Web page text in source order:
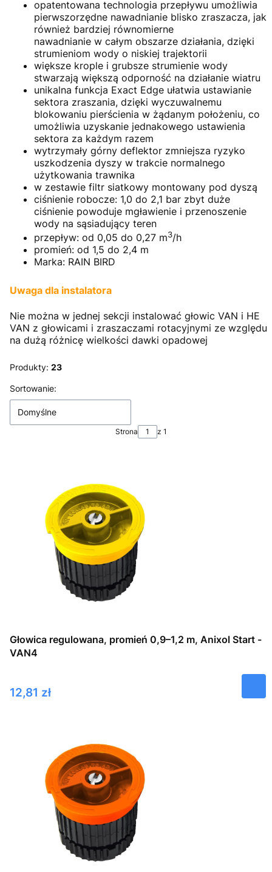
opatentowana technologia przepływu umożliwia
pierwszorzędne nawadnianie blisko zraszacza, jak
również bardziej równomierne
nawadnianie w całym obszarze działania, dzięki
strumieniom wody o niskiej trajektorii
większe krople i grubsze strumienie wody
stwarzają większą odporność na działanie wiatru
unikalna funkcja Exact Edge ułatwia ustawianie
sektora zraszania, dzięki wyczuwalnemu
blokowaniu pierścienia w żądanym położeniu, co
umożliwia uzyskanie jednakowego ustawienia
sektora za każdym razem
wytrzymały górny deflektor zmniejsza ryzyko
uszkodzenia dyszy w trakcie normalnego
użytkowania trawnika
w zestawie filtr siatkowy montowany pod dyszą
ciśnienie robocze: 1,0 do 2,1 bar zbyt duże
ciśnienie powoduje mgławienie i przenoszenie
wody na sąsiadujący teren
przepływ: od 0,05 do 0,27 m3/h
promień: od 1,5 do 2,4 m
Marka: RAIN BIRD
Uwaga dla instalatora
Nie można w jednej sekcji instalować głowic VAN i HE
VAN z głowicami i zraszaczami rotacyjnymi ze względu
na dużą różnicę wielkości dawki opadowej
Produkty: 23
Lista produktów
Sortowanie:
Domyślne
Strona z 1
Głowica regulowana, promień 0,9–1,2 m, Anixol Start -
VAN4
Cena
12,81 zł